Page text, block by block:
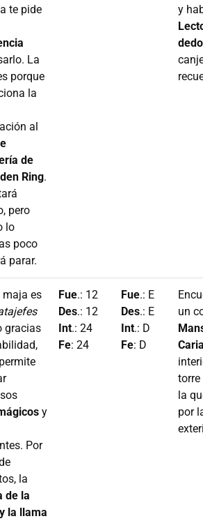
te pide
La
porque
la
al
de
Ring.
pero
lo
poco
parar.
y
maja es
gracias
y
Por
la
de la
la llama
Fue.: 12
Des.: 12
Int.: 24
Fe: 24
Fue.: E
Des.: E
Int.: D
Fe: D
un
torre
la
por